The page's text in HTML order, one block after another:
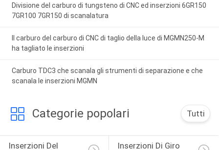
Divisione del carburo di tungsteno di CNC ed inserzioni 6GR150
7GR100 7GR150 di scanalatura
Il carburo del carburo di CNC di taglio della luce di MGMN250-M
ha tagliato le inserzioni
Carburo TDC3 che scanala gli strumenti di separazione e che
scanala le inserzioni MGMN
Categorie popolari Tutti
Inserzioni Del Inserzioni Di Giro